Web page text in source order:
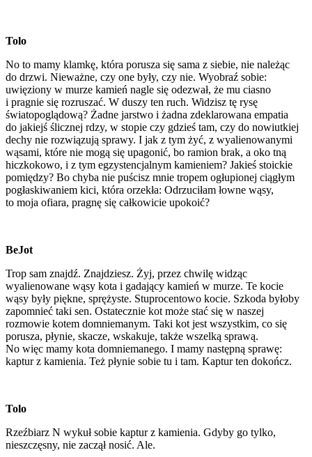
Tolo
No to mamy klamkę, która porusza się sama z siebie, nie należąc
do drzwi. Nieważne, czy one były, czy nie. Wyobraź sobie:
uwięziony w murze kamień nagle się odezwał, że mu ciasno
i pragnie się rozruszać. W duszy ten ruch. Widzisz tę rysę
światopoglądową? Żadne jarstwo i żadna zdeklarowana empatia
do jakiejś ślicznej rdzy, w stopie czy gdzieś tam, czy do nowiutkiej
dechy nie rozwiązują sprawy. I jak z tym żyć, z wyalienowanymi
wąsami, które nie mogą się upagonić, bo ramion brak, a oko tną
hiczkokowo, i z tym egzystencjalnym kamieniem? Jakieś stoickie
pomiędzy? Bo chyba nie puścisz mnie tropem ogłupionej ciągłym
pogłaskiwaniem kici, która orzekła: Odrzuciłam łowne wąsy,
to moja ofiara, pragnę się całkowicie upokoić?
BeJot
Trop sam znajdź. Znajdziesz. Żyj, przez chwilę widząc
wyalienowane wąsy kota i gadający kamień w murze. Te kocie
wąsy były piękne, sprężyste. Stuprocentowo kocie. Szkoda byłoby
zapomnieć taki sen. Ostatecznie kot może stać się w naszej
rozmowie kotem domniemanym. Taki kot jest wszystkim, co się
porusza, płynie, skacze, wskakuje, także wszelką sprawą.
No więc mamy kota domniemanego. I mamy następną sprawę:
kaptur z kamienia. Też płynie sobie tu i tam. Kaptur ten dokończ.
Tolo
Rzeźbiarz N wykuł sobie kaptur z kamienia. Gdyby go tylko,
nieszczęsny, nie zaczął nosić. Ale.